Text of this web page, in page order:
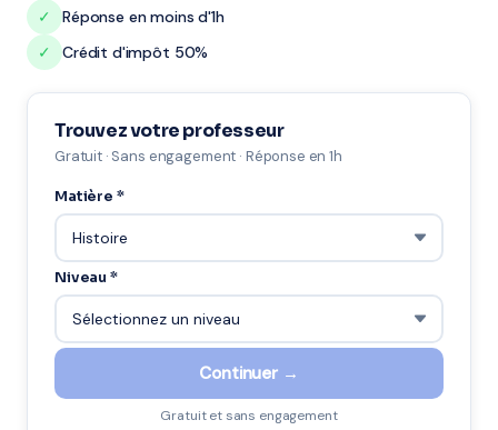
✓
Réponse en moins d'1h
✓
Crédit d'impôt 50%
Trouvez votre professeur
Gratuit · Sans engagement · Réponse en 1h
Matière *
Niveau *
Continuer →
Gratuit et sans engagement